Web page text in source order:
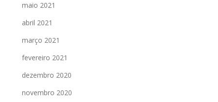
maio 2021
abril 2021
março 2021
fevereiro 2021
dezembro 2020
novembro 2020